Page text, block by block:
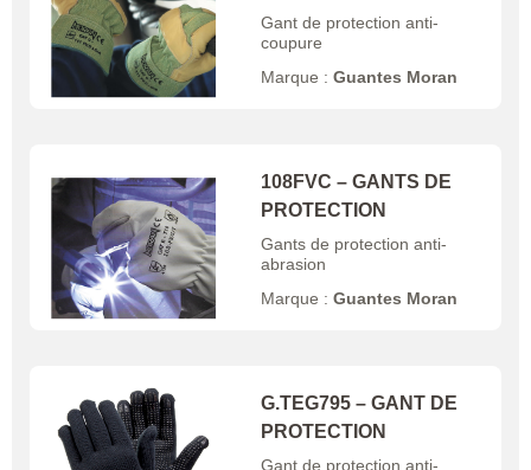
Gant de protection anti-
coupure
Marque :Guantes Moran
108FVC – GANTS DE
PROTECTION
Gants de protection anti-
abrasion
Marque :Guantes Moran
G.TEG795 – GANT DE
PROTECTION
Gant de protection anti-